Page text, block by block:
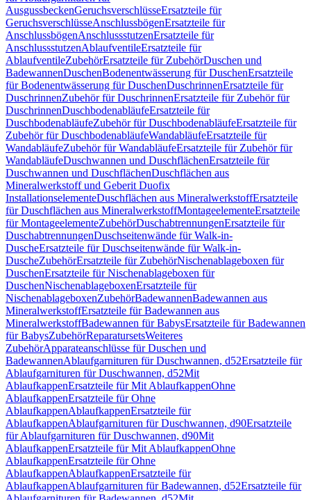
AusgussbeckenGeruchsverschlüsseErsatzteile für
GeruchsverschlüsseAnschlussbögenErsatzteile für
AnschlussbögenAnschlussstutzenErsatzteile für
AnschlussstutzenAblaufventileErsatzteile für
AblaufventileZubehörErsatzteile für ZubehörDuschen und
BadewannenDuschenBodenentwässerung für DuschenErsatzteile
für Bodenentwässerung für DuschenDuschrinnenErsatzteile für
DuschrinnenZubehör für DuschrinnenErsatzteile für Zubehör für
DuschrinnenDuschbodenabläufeErsatzteile für
DuschbodenabläufeZubehör für DuschbodenabläufeErsatzteile für
Zubehör für DuschbodenabläufeWandabläufeErsatzteile für
WandabläufeZubehör für WandabläufeErsatzteile für Zubehör für
WandabläufeDuschwannen und DuschflächenErsatzteile für
Duschwannen und DuschflächenDuschflächen aus
Mineralwerkstoff und Geberit Duofix
InstallationselementeDuschflächen aus MineralwerkstoffErsatzteile
für Duschflächen aus MineralwerkstoffMontageelementeErsatzteile
für MontageelementeZubehörDuschabtrennungenErsatzteile für
DuschabtrennungenDuschseitenwände für Walk-in-
DuscheErsatzteile für Duschseitenwände für Walk-in-
DuscheZubehörErsatzteile für ZubehörNischenablageboxen für
DuschenErsatzteile für Nischenablageboxen für
DuschenNischenablageboxenErsatzteile für
NischenablageboxenZubehörBadewannenBadewannen aus
MineralwerkstoffErsatzteile für Badewannen aus
MineralwerkstoffBadewannen für BabysErsatzteile für Badewannen
für BabysZubehörReparatursetsWeiteres
ZubehörApparateanschlüsse für Duschen und
BadewannenAblaufgarnituren für Duschwannen, d52Ersatzteile für
Ablaufgarnituren für Duschwannen, d52Mit
AblaufkappenErsatzteile für Mit AblaufkappenOhne
AblaufkappenErsatzteile für Ohne
AblaufkappenAblaufkappenErsatzteile für
AblaufkappenAblaufgarnituren für Duschwannen, d90Ersatzteile
für Ablaufgarnituren für Duschwannen, d90Mit
AblaufkappenErsatzteile für Mit AblaufkappenOhne
AblaufkappenErsatzteile für Ohne
AblaufkappenAblaufkappenErsatzteile für
AblaufkappenAblaufgarnituren für Badewannen, d52Ersatzteile für